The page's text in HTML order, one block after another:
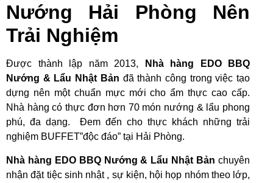
Nướng Hải Phòng Nên
Trải Nghiệm
Được thành lập năm 2013, Nhà hàng EDO BBQ
Nướng & Lẩu Nhật Bản đã thành công trong việc tạo
dựng nên một chuẩn mực mới cho ẩm thực cao cấp.
Nhà hàng có thực đơn hơn 70 món nướng & lẩu phong
phú, đa dạng. Đem đến cho thực khách những trải
nghiệm BUFFET”độc đáo” tại Hải Phòng.
Nhà hàng EDO BBQ Nướng & Lẩu Nhật Bản chuyên
nhận đặt tiệc sinh nhật , sự kiện, hội họp nhóm theo lớp,